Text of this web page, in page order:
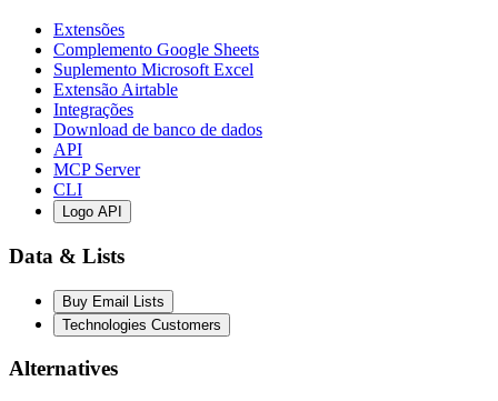
Extensões
Complemento Google Sheets
Suplemento Microsoft Excel
Extensão Airtable
Integrações
Download de banco de dados
API
MCP Server
CLI
Logo API
Data & Lists
Buy Email Lists
Technologies Customers
Alternatives